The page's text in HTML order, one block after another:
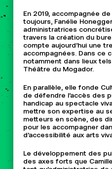
En 2019, accompagnée
toujours, Fanélie
administratrices
travers la création du
compte aujourd’hui une
accompagnées. Dans ce
notamment dans lieux
Théâtre du Mogador.
En parallèle, elle fonde
de défendre l’accès des
handicap au spectacle
mettre son expertise au
metteurs en scène, des
pour les accompagner
d’accessibilité aux arts
Le développement des
des axes forts que